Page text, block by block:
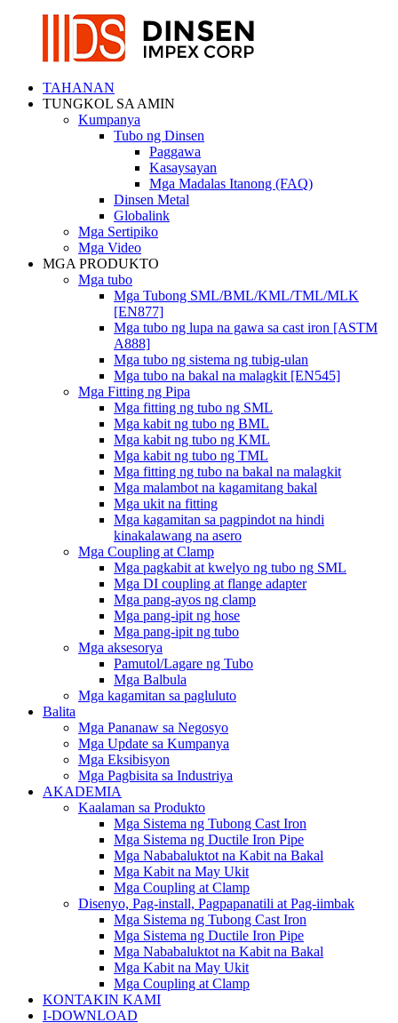
TAHANAN
TUNGKOL SA AMIN
Kumpanya
Tubo ng Dinsen
Paggawa
Kasaysayan
Mga Madalas Itanong (FAQ)
Dinsen Metal
Globalink
Mga Sertipiko
Mga Video
MGA PRODUKTO
Mga tubo
Mga Tubong SML/BML/KML/TML/MLK
[EN877]
Mga tubo ng lupa na gawa sa cast iron [ASTM
A888]
Mga tubo ng sistema ng tubig-ulan
Mga tubo na bakal na malagkit [EN545]
Mga Fitting ng Pipa
Mga fitting ng tubo ng SML
Mga kabit ng tubo ng BML
Mga kabit ng tubo ng KML
Mga kabit ng tubo ng TML
Mga fitting ng tubo na bakal na malagkit
Mga malambot na kagamitang bakal
Mga ukit na fitting
Mga kagamitan sa pagpindot na hindi
kinakalawang na asero
Mga Coupling at Clamp
Mga pagkabit at kwelyo ng tubo ng SML
Mga DI coupling at flange adapter
Mga pang-ayos ng clamp
Mga pang-ipit ng hose
Mga pang-ipit ng tubo
Mga aksesorya
Pamutol/Lagare ng Tubo
Mga Balbula
Mga kagamitan sa pagluluto
Balita
Mga Pananaw sa Negosyo
Mga Update sa Kumpanya
Mga Eksibisyon
Mga Pagbisita sa Industriya
AKADEMIA
Kaalaman sa Produkto
Mga Sistema ng Tubong Cast Iron
Mga Sistema ng Ductile Iron Pipe
Mga Nababaluktot na Kabit na Bakal
Mga Kabit na May Ukit
Mga Coupling at Clamp
Disenyo, Pag-install, Pagpapanatili at Pag-iimbak
Mga Sistema ng Tubong Cast Iron
Mga Sistema ng Ductile Iron Pipe
Mga Nababaluktot na Kabit na Bakal
Mga Kabit na May Ukit
Mga Coupling at Clamp
KONTAKIN KAMI
I-DOWNLOAD